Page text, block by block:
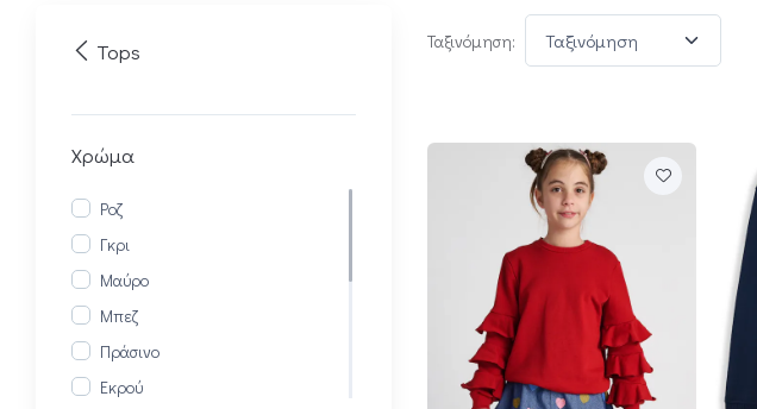
Tops
Χρώμα
Ροζ
Γκρι
Μαύρο
Μπεζ
Πράσινο
Εκρού
Ταξινόμηση: